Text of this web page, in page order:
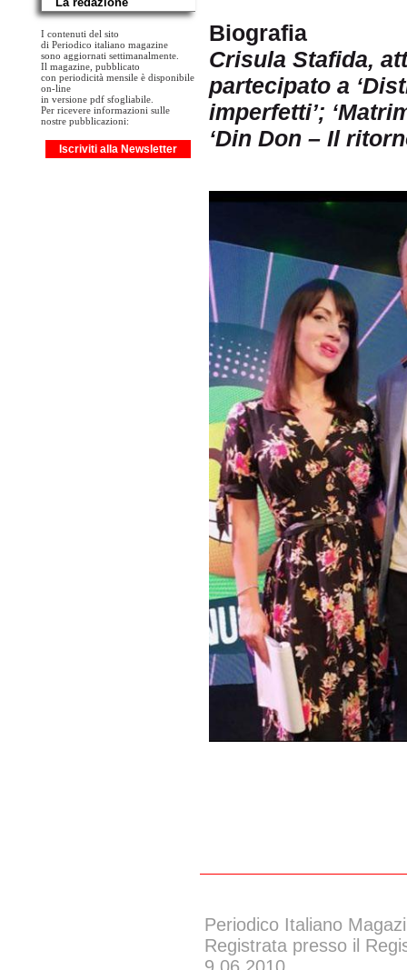
I contenuti del sito
di Periodico italiano magazine
sono aggiornati settimanalmente.
Il magazine, pubblicato
con periodicità mensile è disponibile
on-line
in versione pdf sfogliabile.
Per ricevere informazioni sulle
nostre pubblicazioni:
Iscriviti alla Newsletter
Biografia
Crisula Stafida,
partecipato a
imperfetti’;
‘Din Don – Il
Periodico Italiano
Registrata presso il